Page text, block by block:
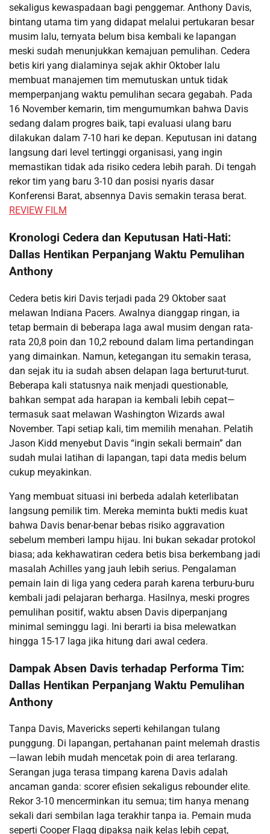
sekaligus kewaspadaan bagi penggemar. Anthony Davis,
bintang utama tim yang didapat melalui pertukaran besar
musim lalu, ternyata belum bisa kembali ke lapangan
meski sudah menunjukkan kemajuan pemulihan. Cedera
betis kiri yang dialaminya sejak akhir Oktober lalu
membuat manajemen tim memutuskan untuk tidak
memperpanjang waktu pemulihan secara gegabah. Pada
16 November kemarin, tim mengumumkan bahwa Davis
sedang dalam progres baik, tapi evaluasi ulang baru
dilakukan dalam 7-10 hari ke depan. Keputusan ini datang
langsung dari level tertinggi organisasi, yang ingin
memastikan tidak ada risiko cedera lebih parah. Di tengah
rekor tim yang baru 3-10 dan posisi nyaris dasar
Konferensi Barat, absennya Davis semakin terasa berat.
REVIEW FILM
Kronologi Cedera dan Keputusan Hati-Hati:
Dallas Hentikan Perpanjang Waktu Pemulihan
Anthony
Cedera betis kiri Davis terjadi pada 29 Oktober saat
melawan Indiana Pacers. Awalnya dianggap ringan, ia
tetap bermain di beberapa laga awal musim dengan rata-
rata 20,8 poin dan 10,2 rebound dalam lima pertandingan
yang dimainkan. Namun, ketegangan itu semakin terasa,
dan sejak itu ia sudah absen delapan laga berturut-turut.
Beberapa kali statusnya naik menjadi questionable,
bahkan sempat ada harapan ia kembali lebih cepat—
termasuk saat melawan Washington Wizards awal
November. Tapi setiap kali, tim memilih menahan. Pelatih
Jason Kidd menyebut Davis “ingin sekali bermain” dan
sudah mulai latihan di lapangan, tapi data medis belum
cukup meyakinkan.
Yang membuat situasi ini berbeda adalah keterlibatan
langsung pemilik tim. Mereka meminta bukti medis kuat
bahwa Davis benar-benar bebas risiko aggravation
sebelum memberi lampu hijau. Ini bukan sekadar protokol
biasa; ada kekhawatiran cedera betis bisa berkembang jadi
masalah Achilles yang jauh lebih serius. Pengalaman
pemain lain di liga yang cedera parah karena terburu-buru
kembali jadi pelajaran berharga. Hasilnya, meski progres
pemulihan positif, waktu absen Davis diperpanjang
minimal seminggu lagi. Ini berarti ia bisa melewatkan
hingga 15-17 laga jika hitung dari awal cedera.
Dampak Absen Davis terhadap Performa Tim:
Dallas Hentikan Perpanjang Waktu Pemulihan
Anthony
Tanpa Davis, Mavericks seperti kehilangan tulang
punggung. Di lapangan, pertahanan paint melemah drastis
—lawan lebih mudah mencetak poin di area terlarang.
Serangan juga terasa timpang karena Davis adalah
ancaman ganda: scorer efisien sekaligus rebounder elite.
Rekor 3-10 mencerminkan itu semua; tim hanya menang
sekali dari sembilan laga terakhir tanpa ia. Pemain muda
seperti Cooper Flagg dipaksa naik kelas lebih cepat,